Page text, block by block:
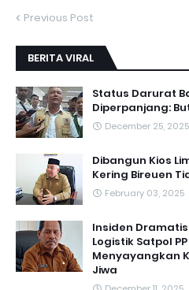
Previous Post
BERITA VIRAL
Status Darurat
Diperpanjang:
December 25, 2025
Dibangun Kios
Kering Bireuen
February 03, 2025
Insiden
Logistik Satpol
Menyayangkan
Jiwa